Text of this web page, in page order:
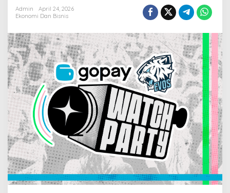
c
h
P
a
r
y
P
e
r
d
a
n
a
d
i
Admin
April 24, 2026
Ekonomi Dan Bisnis